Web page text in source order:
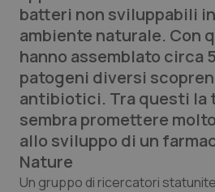
Abruzzo
Basilicata
Calabria
Campania
QS Pro Gold
Artrite & artrosi
Asma & BPCO
Car-T
QS Club Newsletter
batteri non sviluppabili
ambiente naturale. Con
hanno assemblato circa
patogeni diversi
antibiotici. Tra questi la
sembra promettere
allo sviluppo di un
Nature
Un gruppo di ricercatori